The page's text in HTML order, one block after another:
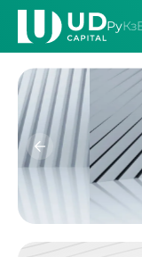
РуКз
и
и